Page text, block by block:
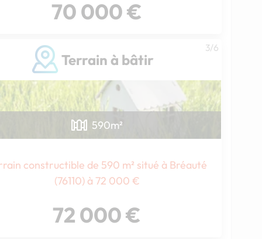
Chargement...
70 000 €
Terrain à bâtir
3/6
590m²
constructible de 590 m² situé à Bréauté
(76110) à 72 000 €
72 000 €